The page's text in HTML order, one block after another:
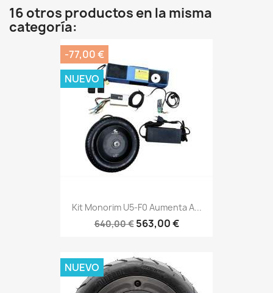
16 otros productos en la misma
categoría:
Kit Monorim U5-F0 Aumenta A...
640,00 € 563,00 €
-77,00 €
NUEVO
NUEVO